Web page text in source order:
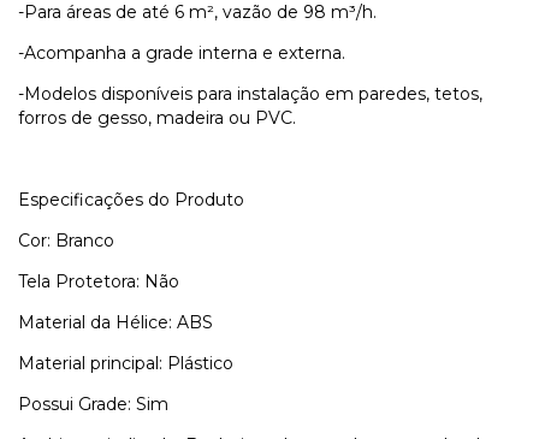
-Para áreas de até 6 m², vazão de 98 m³/h.
-Acompanha a grade interna e externa.
-Modelos disponíveis para instalação em paredes, tetos,
forros de gesso, madeira ou PVC.
Especificações do Produto
Cor: Branco
Tela Protetora: Não
Material da Hélice: ABS
Material principal: Plástico
Possui Grade: Sim